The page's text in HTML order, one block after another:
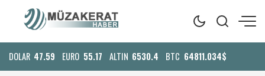
DOLAR 47.59 EURO 55.17 ALTIN 6530.4 BTC 64811.034$